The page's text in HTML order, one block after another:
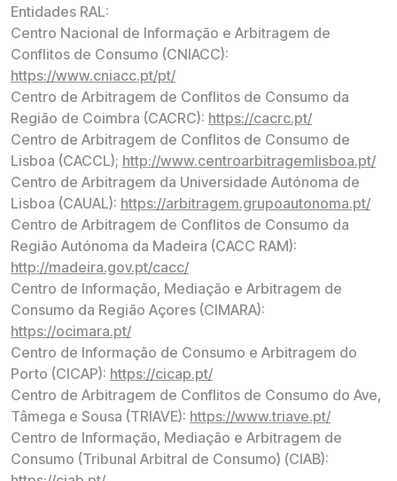
Entidades RAL:
Centro Nacional de Informação e Arbitragem de
Conflitos de Consumo (CNIACC):
https://www.cniacc.pt/pt/
Centro de Arbitragem de Conflitos de Consumo da
Região de Coimbra (CACRC): https://cacrc.pt/
Centro de Arbitragem de Conflitos de Consumo de
Lisboa (CACCL); http://www.centroarbitragemlisboa.pt/
Centro de Arbitragem da Universidade Autónoma de
Lisboa (CAUAL): https://arbitragem.grupoautonoma.pt/
Centro de Arbitragem de Conflitos de Consumo da
Região Autónoma da Madeira (CACC RAM):
http://madeira.gov.pt/cacc/
Centro de Informação, Mediação e Arbitragem de
Consumo da Região Açores (CIMARA):
https://ocimara.pt/
Centro de Informação de Consumo e Arbitragem do
Porto (CICAP): https://cicap.pt/
Centro de Arbitragem de Conflitos de Consumo do Ave,
Tâmega e Sousa (TRIAVE): https://www.triave.pt/
Centro de Informação, Mediação e Arbitragem de
Consumo (Tribunal Arbitral de Consumo) (CIAB):